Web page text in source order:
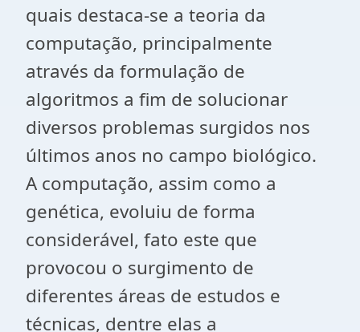
quais destaca-se a teoria da
computação, principalmente
através da formulação de
algoritmos a fim de solucionar
diversos problemas surgidos nos
últimos anos no campo biológico.
A computação, assim como a
genética, evoluiu de forma
considerável, fato este que
provocou o surgimento de
diferentes áreas de estudos e
técnicas, dentre elas a